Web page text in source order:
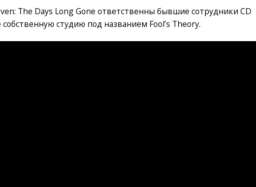
The Days Long Gone ответственны бывшие сотрудники CD
студию под названием Fool’s Theory.